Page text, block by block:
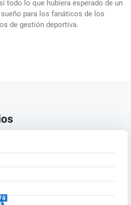
todo lo que hubiera esperado de un
para los fanáticos de los
de gestión deportiva.